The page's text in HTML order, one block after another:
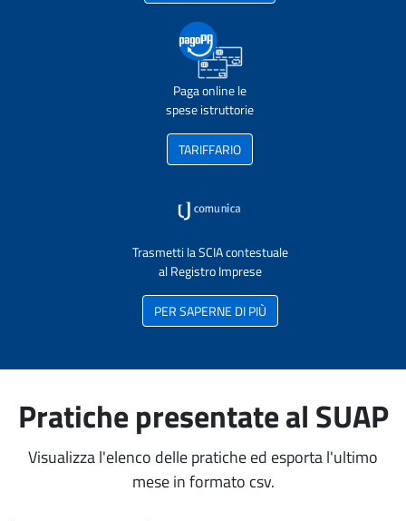
Paga online le
spese istruttorie
TARIFFARIO
Trasmetti la SCIA contestuale
al Registro Imprese
PER SAPERNE DI PIÙ
Pratiche presentate al SUAP
Visualizza l'elenco delle pratiche ed esporta l'ultimo
mese in formato csv.